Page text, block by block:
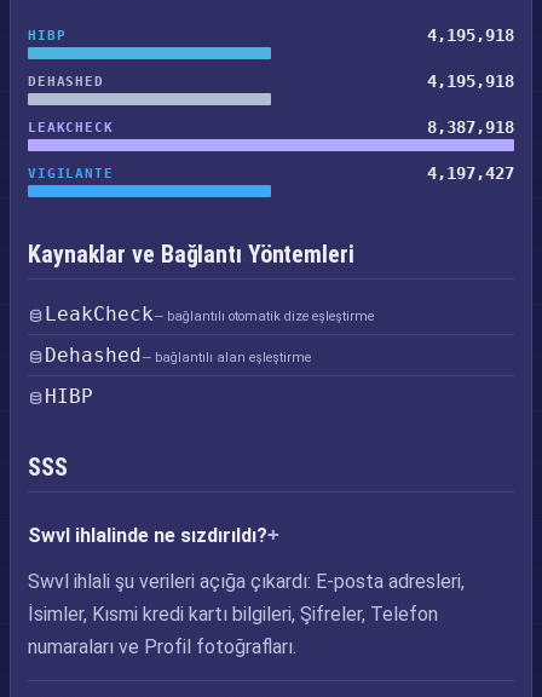
HIBP 4,195,918
DEHASHED 4,195,918
LEAKCHECK 8,387,918
VIGILANTE 4,197,427
Kaynaklar ve Bağlantı Yöntemleri
LeakCheck— bağlantılı otomatik dize eşleştirme
Dehashed— bağlantılı alan eşleştirme
HIBP
SSS
Swvl ihlalinde ne sızdırıldı?
Swvl ihlali şu verileri açığa çıkardı: E-posta adresleri,
İsimler, Kısmi kredi kartı bilgileri, Şifreler, Telefon
numaraları ve Profil fotoğrafları.